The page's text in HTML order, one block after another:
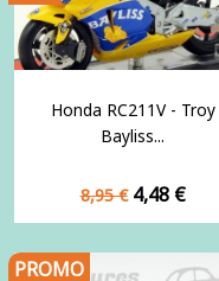
Honda RC211V - Troy
Bayliss...
Prix
de
8,95 € Prix
4,48 €
PROMO